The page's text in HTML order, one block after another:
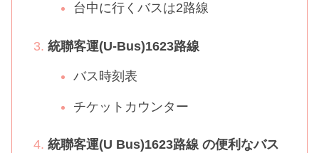
台中に行くバスは2路線
統聯客運(U-Bus)1623路線
バス時刻表
チケットカウンター
統聯客運(U Bus)1623路線 の便利なバス